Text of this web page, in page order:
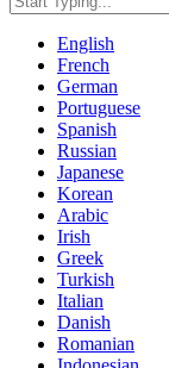
English
French
German
Portuguese
Spanish
Russian
Japanese
Korean
Arabic
Irish
Greek
Turkish
Italian
Danish
Romanian